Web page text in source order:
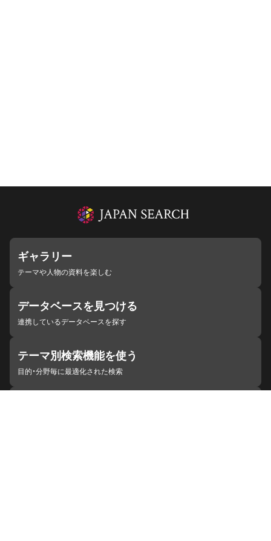
ギャラリー
テーマや人物の資料を楽しむ
データベースを見つける
連携しているデータベースを探す
テーマ別検索機能を使う
目的・分野毎に最適化された検索